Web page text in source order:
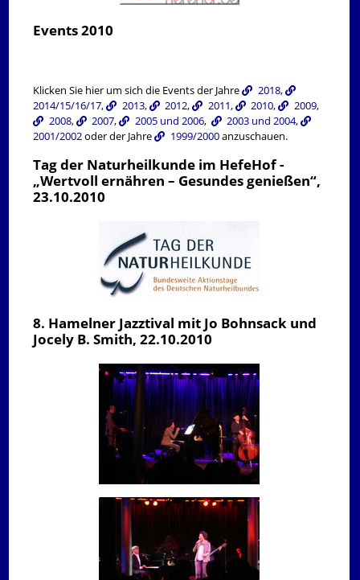
Events 2010
Klicken Sie hier um sich die Events der Jahre 2018,
2014/15/16/17, 2013, 2012, 2011, 2010, 2009,
2008, 2007, 2005 und 2006, 2003 und 2004,
2001/2002oder der Jahre 1999/2000anzuschauen.
Tag der Naturheilkunde im HefeHof -
„Wertvoll ernähren – Gesundes genießen“,
23.10.2010
8. Hamelner Jazztival mit Jo Bohnsack und
Jocely B. Smith, 22.10.2010